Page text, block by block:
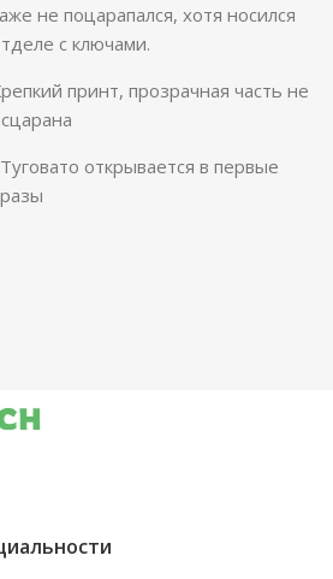
не поцарапался, хотя носился
с ключами.
принт, прозрачная часть не
Туговато открывается в первые
разы